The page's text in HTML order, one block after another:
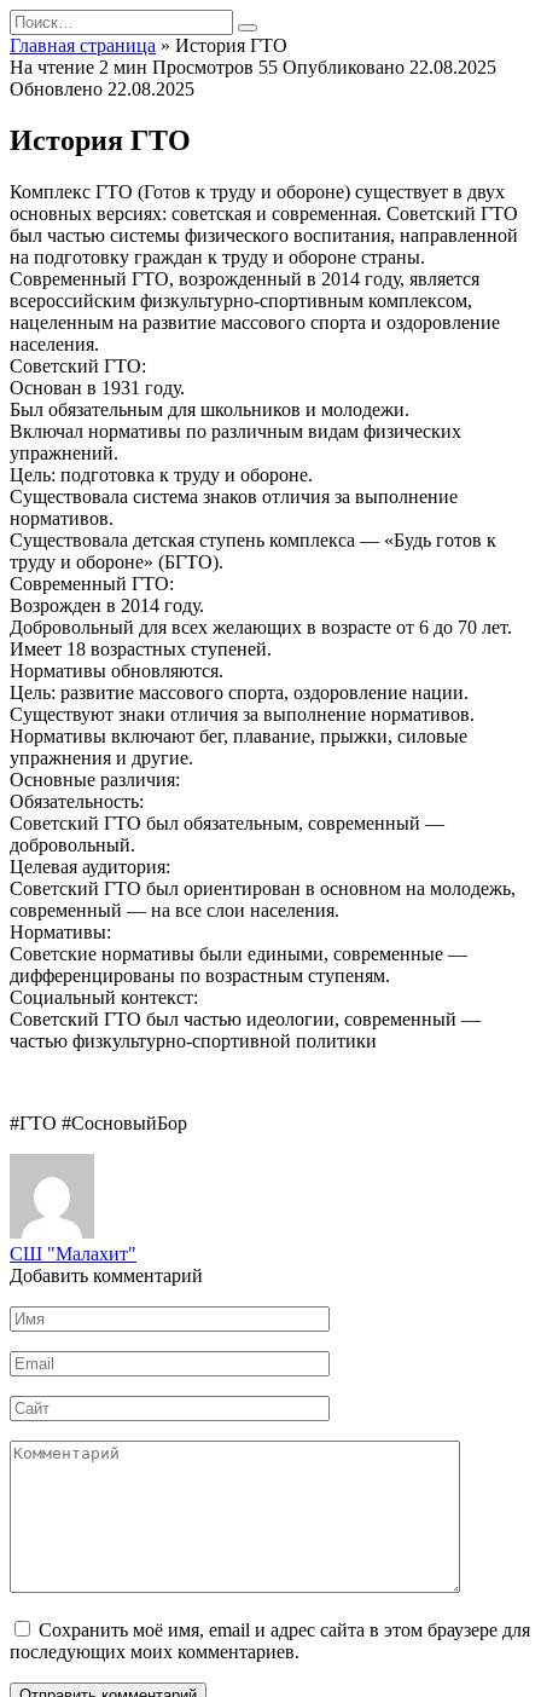
Перейти
к
содержанию
Search
for:
Главная страница » История ГТО
На чтение 2 мин Просмотров 55 Опубликовано 22.08.2025
Обновлено 22.08.2025
История ГТО
Комплекс ГТО (Готов к труду и обороне) существует в двух
основных версиях: советская и современная. Советский ГТО
был частью системы физического воспитания, направленной
на подготовку граждан к труду и обороне страны.
Современный ГТО, возрожденный в 2014 году, является
всероссийским физкультурно-спортивным комплексом,
нацеленным на развитие массового спорта и оздоровление
населения.
Советский ГТО:
Основан в 1931 году.
Был обязательным для школьников и молодежи.
Включал нормативы по различным видам физических
упражнений.
Цель: подготовка к труду и обороне.
Существовала система знаков отличия за выполнение
нормативов.
Существовала детская ступень комплекса — «Будь готов к
труду и обороне» (БГТО).
Современный ГТО:
Возрожден в 2014 году.
Добровольный для всех желающих в возрасте от 6 до 70 лет.
Имеет 18 возрастных ступеней.
Нормативы обновляются.
Цель: развитие массового спорта, оздоровление нации.
Существуют знаки отличия за выполнение нормативов.
Нормативы включают бег, плавание, прыжки, силовые
упражнения и другие.
Основные различия:
Обязательность:
Советский ГТО был обязательным, современный —
добровольный.
Целевая аудитория:
Советский ГТО был ориентирован в основном на молодежь,
современный — на все слои населения.
Нормативы:
Советские нормативы были едиными, современные —
дифференцированы по возрастным ступеням.
Социальный контекст:
Советский ГТО был частью идеологии, современный —
частью физкультурно-спортивной политики
#ГТО #СосновыйБор
СШ "Малахит"
Добавить комментарий
Имя
*
Email
*
Сайт
Комментарий
Сохранить моё имя, email и адрес сайта в этом браузере для
последующих моих комментариев.